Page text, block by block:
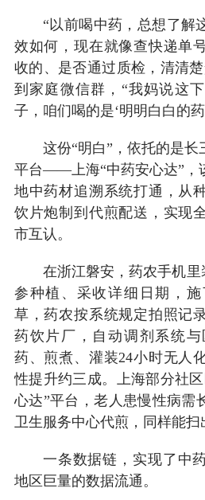
“以前喝中药，总想了解
效如何，现在就像查快递单
收的、是否通过质检，清清
到家庭微信群，“我妈说这
子，咱们喝的是‘明明白白的药
这份“明白”，依托的是
平台——上海“中药安心达”，
地中药材追溯系统打通，从
饮片炮制到代煎配送，实现
市互认。
在浙江磐安，药农手机
参种植、采收详细日期，
草，药农按系统规定拍照记
药饮片厂，自动调剂系统
药、煎煮、灌装24小时无人
性提升约三成。上海部分社
心达”平台，老人患慢性病需
卫生服务中心代煎，同样能扫
一条数据链，实现了中
地区巨量的数据流通。